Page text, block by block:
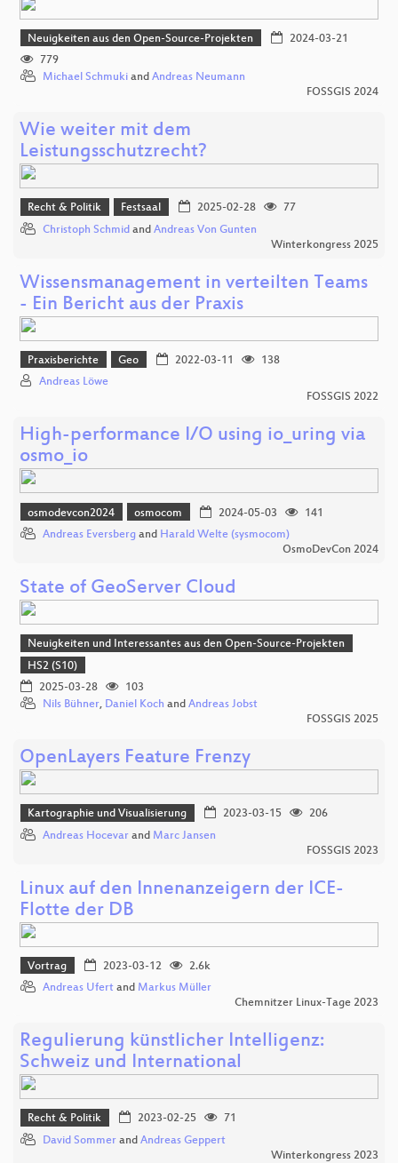
Neuigkeiten aus den Open-Source-Projekten
2024-03-21
779
Michael Schmuki and Andreas Neumann
FOSSGIS 2024
Wie weiter mit dem
Leistungsschutzrecht?
Recht & Politik Festsaal 2025-02-28
77
Christoph Schmid and Andreas Von Gunten
Winterkongress 2025
Wissensmanagement in verteilten Teams
- Ein Bericht aus der Praxis
Praxisberichte Geo 2022-03-11
138
Andreas Löwe
FOSSGIS 2022
High-performance I/O using io_uring via
osmo_io
osmodevcon2024 osmocom 2024-05-03
141
Andreas Eversberg and Harald Welte (sysmocom)
OsmoDevCon 2024
State of GeoServer Cloud
Neuigkeiten und Interessantes aus den Open-Source-Projekten
HS2 (S10)
2025-03-28
103
Nils Bühner, Daniel Koch and Andreas Jobst
FOSSGIS 2025
OpenLayers Feature Frenzy
Kartographie und Visualisierung 2023-03-15
206
Andreas Hocevar and Marc Jansen
FOSSGIS 2023
Linux auf den Innenanzeigern der ICE-
Flotte der DB
Vortrag 2023-03-12
2.6k
Andreas Ufert and Markus Müller
Chemnitzer Linux-Tage 2023
Regulierung künstlicher Intelligenz:
Schweiz und International
Recht & Politik 2023-02-25
71
David Sommer and Andreas Geppert
Winterkongress 2023